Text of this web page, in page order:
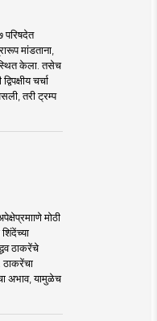
परिषदेत
मांडताना,
केला. तसेच
चर्चा
तरी ट्रम्प
मोठी
ठाकरेंचे
अभाव, यामुळेच